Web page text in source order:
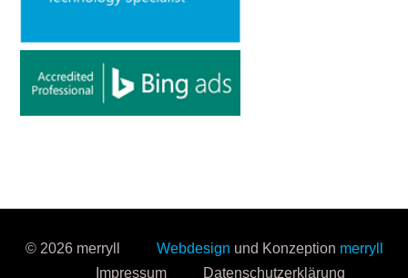
© 2026 merryll Webdesign und Konzeption merryll
Impressum
Datenschutzerklärung